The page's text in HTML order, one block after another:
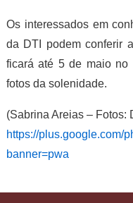
Os interessados em
da DTI podem conferir
ficará até 5 de maio no
fotos da solenidade.
(Sabrina Areias – Fotos:
https://plus.google.com/
banner=pwa